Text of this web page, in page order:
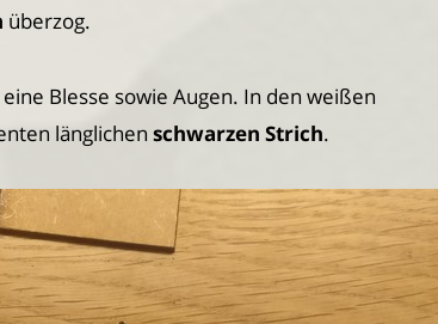
überzog.
eine Blesse sowie Augen. In den weißen
länglichen schwarzen Strich.